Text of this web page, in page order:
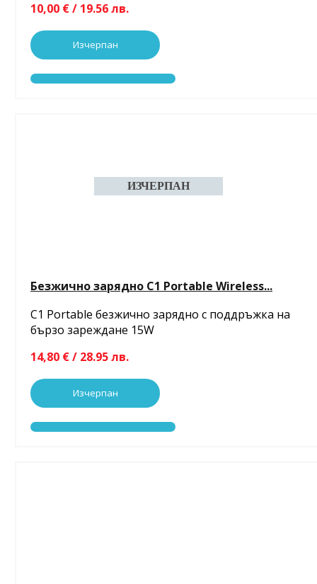
10,00 € / 19.56 лв.
Изчерпан
Безжично зарядно C1 Portable Wireless...
C1 Portable безжично зарядно с поддръжка на
бързо зареждане 15W
14,80 € / 28.95 лв.
Изчерпан